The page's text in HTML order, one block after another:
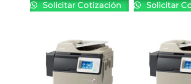
Solicitar Cotización Solicitar